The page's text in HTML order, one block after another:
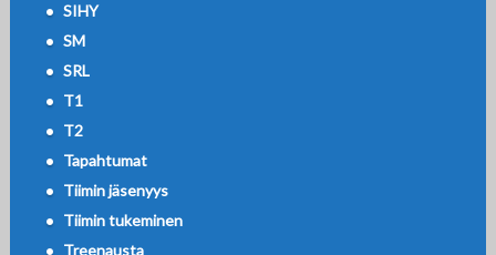
SIHY
SM
SRL
T1
T2
Tapahtumat
Tiimin jäsenyys
Tiimin tukeminen
Treenausta